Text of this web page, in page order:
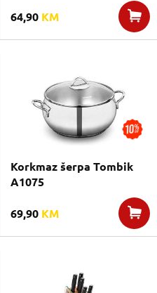
64,90 KM
Korkmaz šerpa Tombik
A1075
69,90 KM